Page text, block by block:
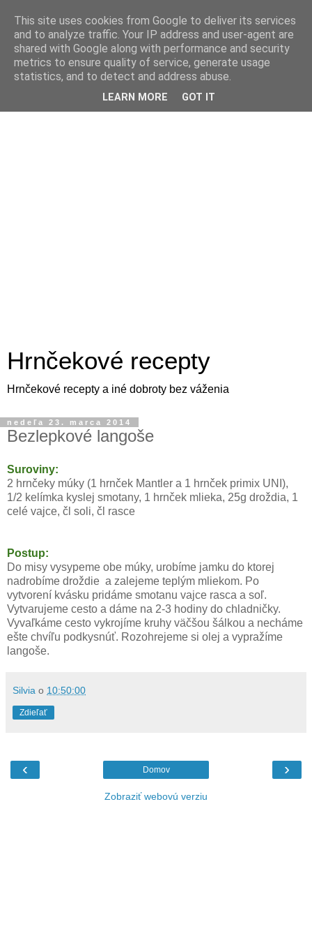
Hrnčekové recepty
Hrnčekové recepty a iné dobroty bez váženia
nedeľa 23. marca 2014
Bezlepkové langoše
Suroviny:
2 hrnčeky múky (1 hrnček Mantler a 1 hrnček primix UNI ),
1/2 kelímka kyslej smotany, 1 hrnček mlieka, 25g droždia, 1
celé vajce, čl soli, čl rasce
Postup:
Do misy vysypeme obe múky, urobíme jamku do ktorej
nadrobíme droždie a zalejeme teplým mliekom. Po
vytvorení kvásku pridáme smotanu vajce rasca a soľ.
Vytvarujeme cesto a dáme na 2-3 hodiny do chladničky.
Vyvaľkáme cesto vykrojíme kruhy väčšou šálkou a necháme
ešte chvíľu podkysnúť. Rozohrejeme si olej a vypražíme
langoše.
Silvia o 10:50:00
Zdieľať
‹ ›
Domov
Zobraziť webovú verziu
This site uses cookies from Google to deliver its services
and to analyze traffic. Your IP address and user-agent are
shared with Google along with performance and security
metrics to ensure quality of service, generate usage
statistics, and to detect and address abuse.
LEARN MORE GOT IT